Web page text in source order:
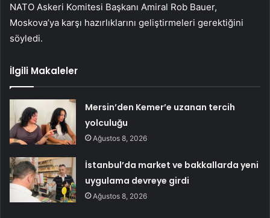
NATO Askeri Komitesi Başkanı Amiral Rob Bauer,
Moskova’ya karşı hazırlıklarını geliştirmeleri gerektiğini
söyledi.
İlgili Makaleler
Mersin’den Kemer’e uzanan tercih
yolculuğu
Ağustos 8, 2026
İstanbul’da market ve bakkallarda yeni
uygulama devreye girdi
Ağustos 8, 2026